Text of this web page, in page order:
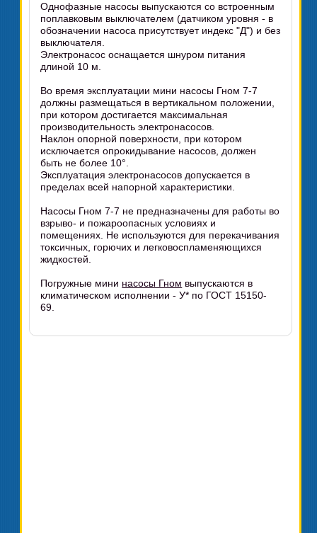
Однофазные насосы выпускаются со встроенным
поплавковым выключателем (датчиком уровня - в
обозначении насоса присутствует индекс "Д") и без
выключателя.
Электронасос оснащается шнуром питания
длиной 10 м.
Во время эксплуатации мини насосы Гном 7-7
должны размещаться в вертикальном положении,
при котором достигается максимальная
производительность электронасосов.
Наклон опорной поверхности, при котором
исключается опрокидывание насосов, должен
быть не более 10°.
Эксплуатация электронасосов допускается в
пределах всей напорной характеристики.
Насосы Гном 7-7 не предназначены для работы во
взрыво- и пожароопасных условиях и
помещениях. Не используются для перекачивания
токсичных, горючих и легковоспламеняющихся
жидкостей.
Погружные мини насосы Гном выпускаются в
климатическом исполнении - У* по ГОСТ 15150-
69.